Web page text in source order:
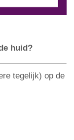
huid?
tegelijk)op de